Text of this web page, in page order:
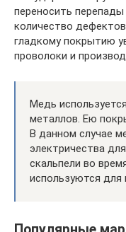
переносить
количество
гладкому покрытию
проволоки и
Медь
металлов. Ею
В данном случае
электричества
скальпели во
используются для